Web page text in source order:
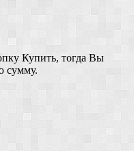
Купить, тогда Вы
сумму.